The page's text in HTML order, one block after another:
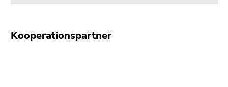
Kooperationspartner